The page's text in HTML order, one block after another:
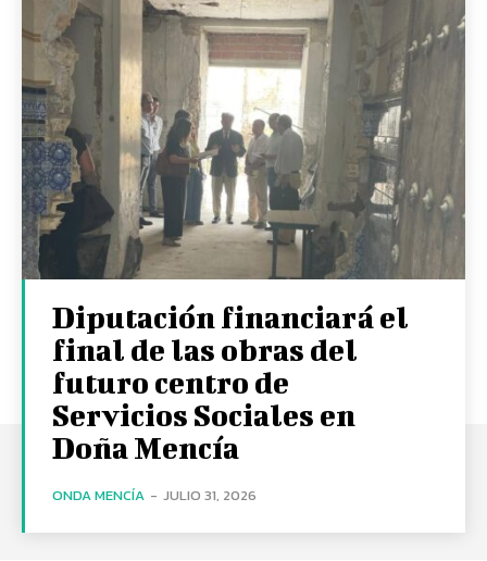
Diputación financiará el
final de las obras del
futuro centro de
Servicios Sociales en
Doña Mencía
ONDA MENCÍA - JULIO 31, 2026